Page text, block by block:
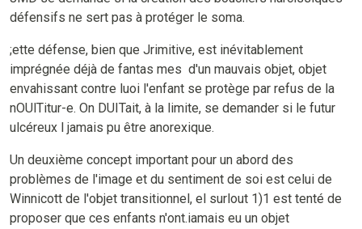
défensifs ne sert pas à protéger le soma.
;ette défense, bien que Jrimitive, est inévitablement
imprégnée déjà de fantas mes d'un mauvais objet, objet
envahissant contre luoi l'enfant se protège par refus de la
nOUlTitur-e. On DUITait, à la limite, se demander si le futur
ulcéreux l jamais pu être anorexique.
Un deuxième concept important pour un abord des
problèmes de l'image et du sentiment de soi est celui de
Winnicott de l'objet transitionnel, el surlout 1)1 est tenté de
proposer que ces enfants n'ont.iamais eu un objet